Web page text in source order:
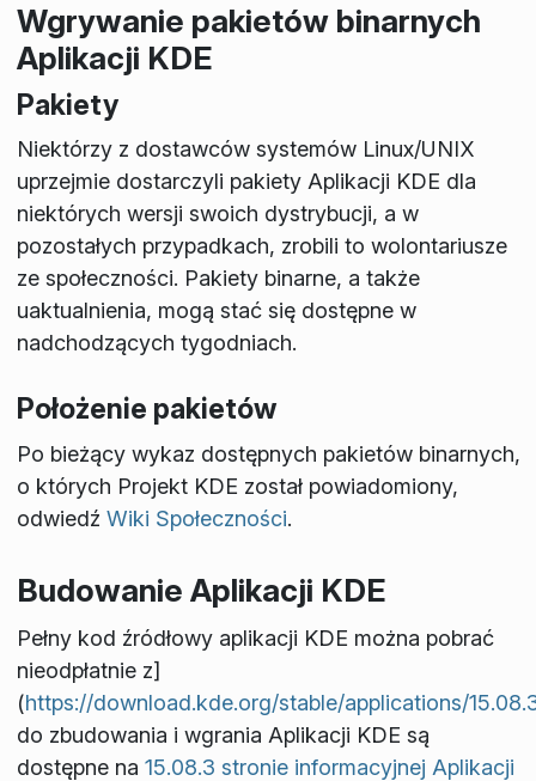
Wgrywanie pakietów binarnych
Aplikacji KDE
Pakiety
Niektórzy z dostawców systemów Linux/UNIX
uprzejmie dostarczyli pakiety Aplikacji KDE dla
niektórych wersji swoich dystrybucji, a w
pozostałych przypadkach, zrobili to wolontariusze
ze społeczności. Pakiety binarne, a także
uaktualnienia, mogą stać się dostępne w
nadchodzących tygodniach.
Położenie pakietów
Po bieżący wykaz dostępnych pakietów binarnych,
o których Projekt KDE został powiadomiony,
odwiedź Wiki Społeczności.
Budowanie Aplikacji KDE
Pełny kod źródłowy aplikacji KDE można pobrać
nieodpłatnie z]
(https://download.kde.org/stable/applications/
do zbudowania i wgrania Aplikacji KDE są
dostępne na 15.08.3 stronie informacyjnej Aplikacji